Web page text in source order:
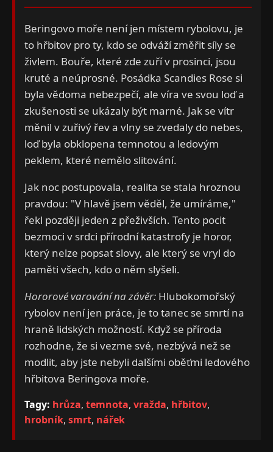
Beringovo moře není jen místem rybolovu, je
to hřbitov pro ty, kdo se odváží změřit síly se
živlem. Bouře, které zde zuří v prosinci, jsou
kruté a neúprosné. Posádka Scandies Rose si
byla vědoma nebezpečí, ale víra ve svou loď a
zkušenosti se ukázaly být marné. Jak se vítr
měnil v zuřivý řev a vlny se zvedaly do nebes,
loď byla obklopena temnotou a ledovým
peklem, které nemělo slitování.
Jak noc postupovala, realita se stala hroznou
pravdou: "V hlavě jsem věděl, že umíráme,"
řekl později jeden z přeživších. Tento pocit
bezmoci v srdci přírodní katastrofy je horor,
který nelze popsat slovy, ale který se vryl do
paměti všech, kdo o něm slyšeli.
Hororové varování na závěr: Hlubokomořský
rybolov není jen práce, je to tanec se smrtí na
hraně lidských možností. Když se příroda
rozhodne, že si vezme své, nezbývá než se
modlit, aby jste nebyli dalšími oběťmi ledového
hřbitova Beringova moře.
Tagy: hrůza, temnota, vražda, hřbitov,
hrobník, smrt, nářek